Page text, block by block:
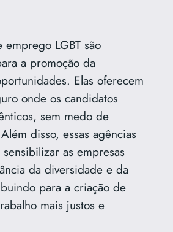
LGBT são
a promoção da
Elas oferecem
onde os candidatos
sem medo de
disso, essas agências
as empresas
da diversidade e da
para a criação de
mais justos e